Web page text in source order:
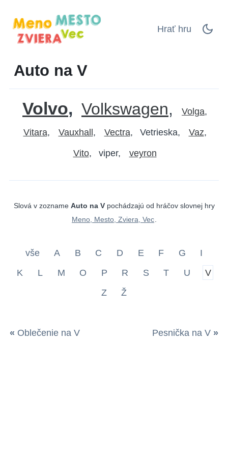
Hrať hru
Auto na V
Volvo Volkswagen Volga
Vitara Vauxhall Vectra Vetrieska Vaz
Vito viper veyron
Slová v zozname Auto na Vpochádzajú od hráčov slovnej hry
Meno, Mesto, Zviera, Vec
vše A B C D E F G
I
K
L M O P R S T U
V
Z
Ž
« Oblečenie na V Pesnička na V »